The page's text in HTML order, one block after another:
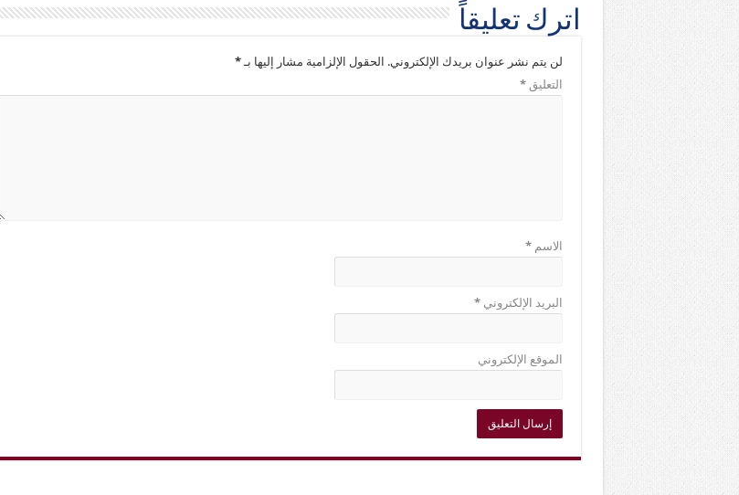
اترك تعليقاً
لن يتم نشر عنوان بريدك الإلكتروني. الحقول الإلزامية مشار إليها بـ*
التعليق*
الاسم*
البريد الإلكتروني*
الموقع الإلكتروني